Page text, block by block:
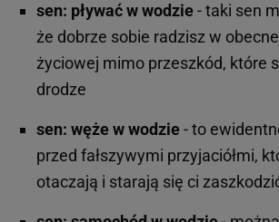
sen: pływać w wodzie- taki sen
że dobrze sobie radzisz w
życiowej mimo przeszkód, które
drodze
sen: węże w wodzie- to
przed fałszywymi przyjaciółmi,
otaczają i starają się ci